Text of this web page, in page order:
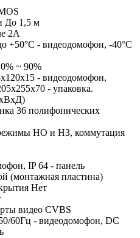
До 1,5 м
2А
+50°С - видеодомофон, -40°С
~ 90%
- видеодомофон,
- упаковка.
36 полифонических
НО и НЗ, коммутация
IP 64 - панель
(монтажная пластина)
Нет
видео CVBS
60Гц - видеодомофон, DC